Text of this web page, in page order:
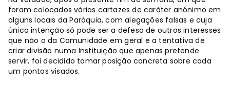
foram colocados vários cartazes de caráter anónimo em
alguns locais da Paróquia, com alegações falsas e cuja
única intenção só pode ser a defesa de outros interesses
que não o da Comunidade em geral e a tentativa de
criar divisão numa Instituição que apenas pretende
servir, foi decidido tomar posição concreta sobre cada
um pontos visados.